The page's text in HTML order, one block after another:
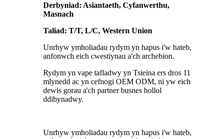
Derbyniad: Asiantaeth, Cyfanwerthu,
Masnach
Taliad: T/T, L/C, Western Union
Unrhyw ymholiadau rydym yn hapus i'w hateb,
anfonwch eich cwestiynau a'ch archebion.
Rydym yn vape tafladwy yn Tsieina ers dros 11
mlynedd ac yn cefnogi OEM ODM, ni yw eich
dewis gorau a'ch partner busnes hollol
ddibynadwy.
Unrhyw ymholiadau rydym yn hapus i'w hateb,